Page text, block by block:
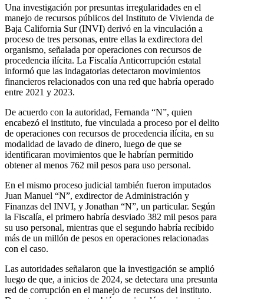
Una investigación por presuntas irregularidades en el
manejo de recursos públicos del Instituto de Vivienda de
Baja California Sur (INVI) derivó en la vinculación a
proceso de tres personas, entre ellas la exdirectora del
organismo, señalada por operaciones con recursos de
procedencia ilícita. La Fiscalía Anticorrupción estatal
informó que las indagatorias detectaron movimientos
financieros relacionados con una red que habría operado
entre 2021 y 2023.
De acuerdo con la autoridad, Fernanda “N”, quien
encabezó el instituto, fue vinculada a proceso por el delito
de operaciones con recursos de procedencia ilícita, en su
modalidad de lavado de dinero, luego de que se
identificaran movimientos que le habrían permitido
obtener al menos 762 mil pesos para uso personal.
En el mismo proceso judicial también fueron imputados
Juan Manuel “N”, exdirector de Administración y
Finanzas del INVI, y Jonathan “N”, un particular. Según
la Fiscalía, el primero habría desviado 382 mil pesos para
su uso personal, mientras que el segundo habría recibido
más de un millón de pesos en operaciones relacionadas
con el caso.
Las autoridades señalaron que la investigación se amplió
luego de que, a inicios de 2024, se detectara una presunta
red de corrupción en el manejo de recursos del instituto.